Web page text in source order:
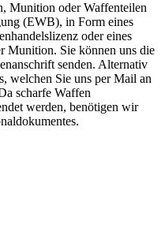
Munition oder Waffenteilen
(EWB), in Form eines
oder eines
Munition. Sie können uns die
senden. Alternativ
welchen Sie uns per Mail an
scharfe Waffen
werden, benötigen wir